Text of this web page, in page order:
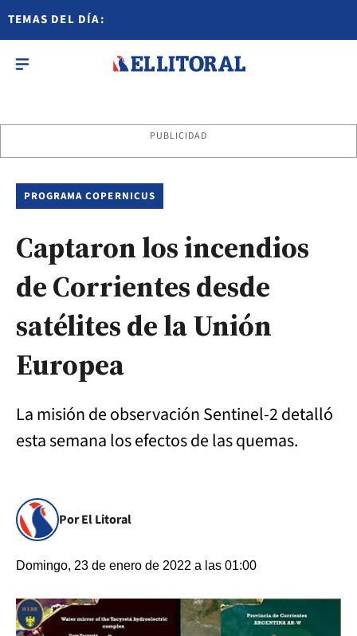
TEMAS DEL DÍA:
PUBLICIDAD
PROGRAMA COPERNICUS
Captaron los incendios
de Corrientes desde
satélites de la Unión
Europea
La misión de observación Sentinel-2 detalló
esta semana los efectos de las quemas.
Por El Litoral
Domingo, 23 de enero de 2022 a las 01:00